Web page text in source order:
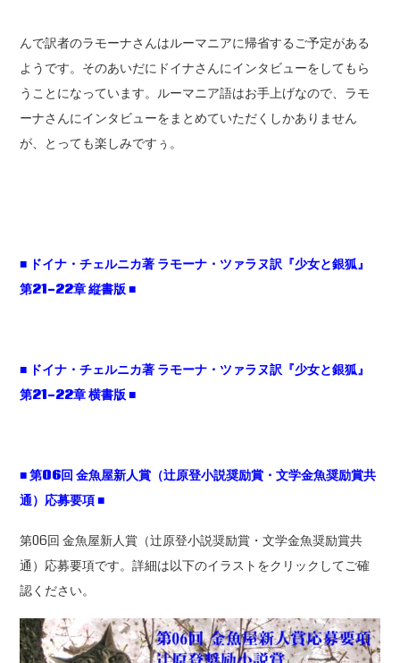
んで訳者のラモーナさんはルーマニアに帰省するご予定がある
ようです。そのあいだにドイナさんにインタビューをしてもら
うことになっています。ルーマニア語はお手上げなので、ラモ
ーナさんにインタビューをまとめていただくしかありません
が、とっても楽しみですぅ。
■ ドイナ・チェルニカ著 ラモーナ・ツァラヌ訳『少女と銀狐』
第21-22章縦書版 ■
■ ドイナ・チェルニカ著 ラモーナ・ツァラヌ訳『少女と銀狐』
第21-22章横書版 ■
■第06回金魚屋新人賞（辻原登小説奨励賞・文学金魚奨励賞共
通）応募要項■
第06回 金魚屋新人賞（辻原登小説奨励賞・文学金魚奨励賞共
通）応募要項です。詳細は以下のイラストをクリックしてご確
認ください。